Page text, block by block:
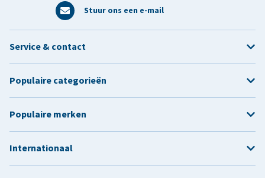
Stuur ons een e-mail
Service & contact
Populaire categorieën
Populaire merken
Internationaal